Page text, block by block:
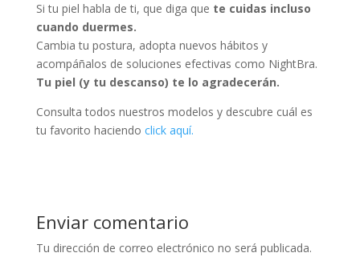
Si tu piel habla de ti, que diga que te cuidas incluso
cuando duermes.
Cambia tu postura, adopta nuevos hábitos y
acompáñalos de soluciones efectivas como NightBra.
Tu piel (y tu descanso) te lo agradecerán.
Consulta todos nuestros modelos y descubre cuál es
tu favorito haciendo click aquí.
Enviar comentario
Tu dirección de correo electrónico no será publicada.